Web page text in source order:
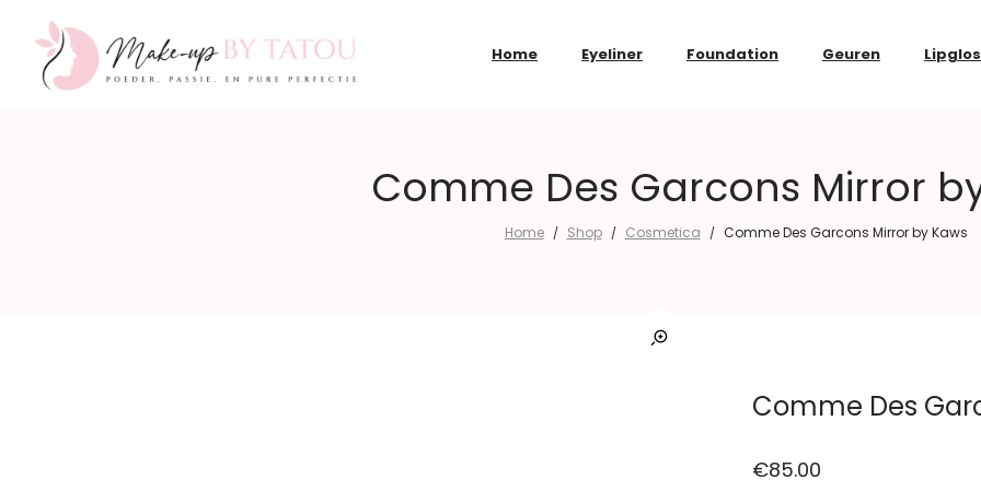
Home Eyeliner Foundation Geuren
Comme Des Garcons Mirror
Home / Shop / Cosmetica / Comme Des Garcons Mirror by Kaws
Comme Des
€85.00